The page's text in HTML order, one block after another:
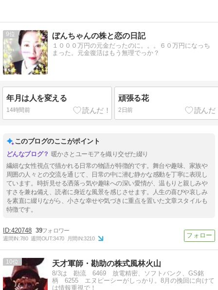
9 ぼんちゃんの株と恋の日記
１０００万円の元金だったのに。。。６０万円になっち
まった。元金復活はもう無理でっか？
年月は人を変える
14時間前
頑張る花
2日前
このブログのここがポイント
暖かさとユーモアを織り交ぜた綴り
繊細な女性視点で描かれる日常の物語が特徴的です。舞台や趣味、家族や
周囲の人々との交流を通じて、日常の中に潜む静かな感動を丁寧に表現し
ています。時折見せる洒落っ気や趣味への深い愛情が、温もりと親しみや
すさを兼ね備え、読者に身近な風景を感じさせます。人生の喜びや哀しみ
を素直に綴りながら、小さな幸せや気づきに重点を置いた文章スタイルも
特徴です。
420748 39
週間IN:780 週間OUT:3470 月間IN:3210
10 天才軍師・勘助の株式風林火山
8/3は 勘流 6469 放電精密、ソフトバンク、GS銘
柄 6255 エヌピーシーがしっかり。8月の挽回に向けて
は情報重視で！